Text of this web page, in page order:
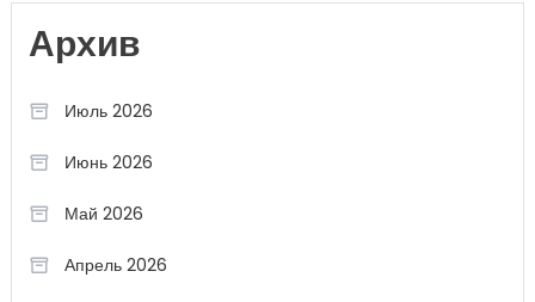
Архив
Июль 2026
Июнь 2026
Май 2026
Апрель 2026